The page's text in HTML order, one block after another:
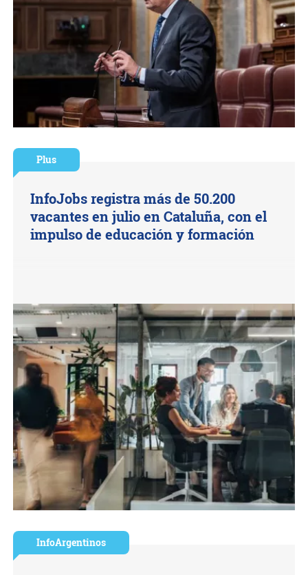
Plus
InfoJobs registra más de 50.200
vacantes en julio en Cataluña, con el
impulso de educación y formación
InfoArgentinos